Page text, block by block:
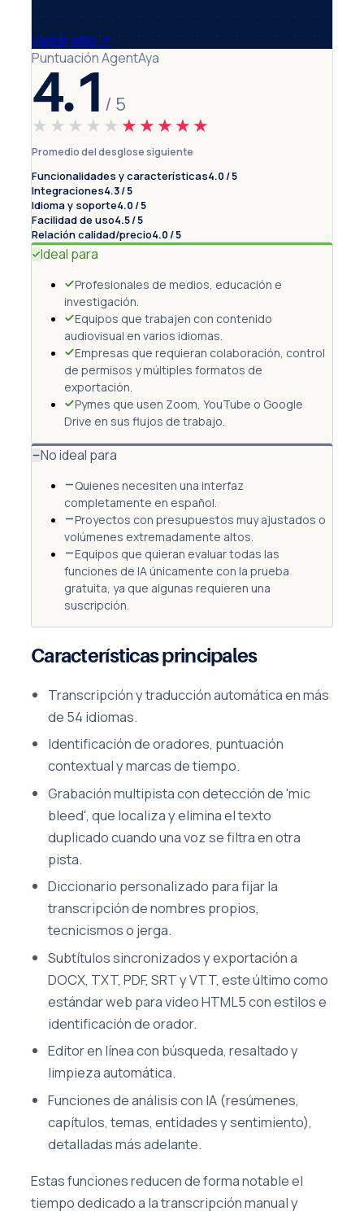
Visitar sitio ↗
Puntuación AgentAya
4.1 / 5
★★★★★ ★★★★★
Promedio del desglose siguiente
Funcionalidades y características4.0 / 5
Integraciones4.3 / 5
Idioma y soporte4.0 / 5
Facilidad de uso4.5 / 5
Relación calidad/precio4.0 / 5
Ideal para
Profesionales de medios, educación e
investigación.
Equipos que trabajen con contenido
audiovisual en varios idiomas.
Empresas que requieran colaboración, control
de permisos y múltiples formatos de
exportación.
Pymes que usen Zoom, YouTube o Google
Drive en sus flujos de trabajo.
No ideal para
Quienes necesiten una interfaz
completamente en español.
Proyectos con presupuestos muy ajustados o
volúmenes extremadamente altos.
Equipos que quieran evaluar todas las
funciones de IA únicamente con la prueba
gratuita, ya que algunas requieren una
suscripción.
Características principales
Transcripción y traducción automática en más
de 54 idiomas.
Identificación de oradores, puntuación
contextual y marcas de tiempo.
Grabación multipista con detección de 'mic
bleed', que localiza y elimina el texto
duplicado cuando una voz se filtra en otra
pista.
Diccionario personalizado para fijar la
transcripción de nombres propios,
tecnicismos o jerga.
Subtítulos sincronizados y exportación a
DOCX, TXT, PDF, SRT y VTT, este último como
estándar web para video HTML5 con estilos e
identificación de orador.
Editor en línea con búsqueda, resaltado y
limpieza automática.
Funciones de análisis con IA (resúmenes,
capítulos, temas, entidades y sentimiento),
detalladas más adelante.
Estas funciones reducen de forma notable el
tiempo dedicado a la transcripción manual y